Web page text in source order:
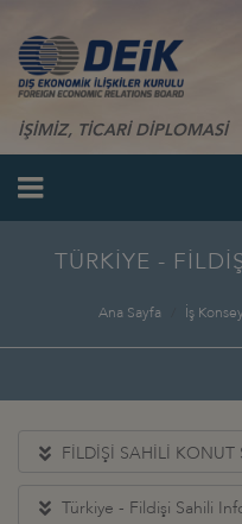
İŞİMİZ, TİCARİ DİPLOMASİ
TÜRKİYE -
Ana Sayfa İş
FİLDİŞİ SAHİLİ KONUT
Türkiye - Fildişi Sahili